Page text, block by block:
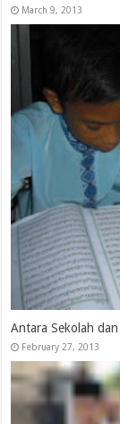
March 9, 2013
Antara Sekolah
February 27, 2013